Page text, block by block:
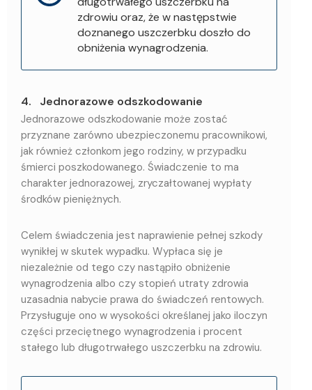
zdrowiu oraz, że w następstwie
doznanego uszczerbku doszło do
obniżenia wynagrodzenia.
4. Jednorazowe odszkodowanie
Jednorazowe odszkodowanie może zostać
przyznane zarówno ubezpieczonemu pracownikowi,
jak również członkom jego rodziny, w przypadku
śmierci poszkodowanego. Świadczenie to ma
charakter jednorazowej, zryczałtowanej wypłaty
środków pieniężnych.
Celem świadczenia jest naprawienie pełnej szkody
wynikłej w skutek wypadku. Wypłaca się je
niezależnie od tego czy nastąpiło obniżenie
wynagrodzenia albo czy stopień utraty zdrowia
uzasadnia nabycie prawa do świadczeń rentowych.
Przysługuje ono w wysokości określanej jako iloczyn
części przeciętnego wynagrodzenia i procent
stałego lub długotrwałego uszczerbku na zdrowiu.